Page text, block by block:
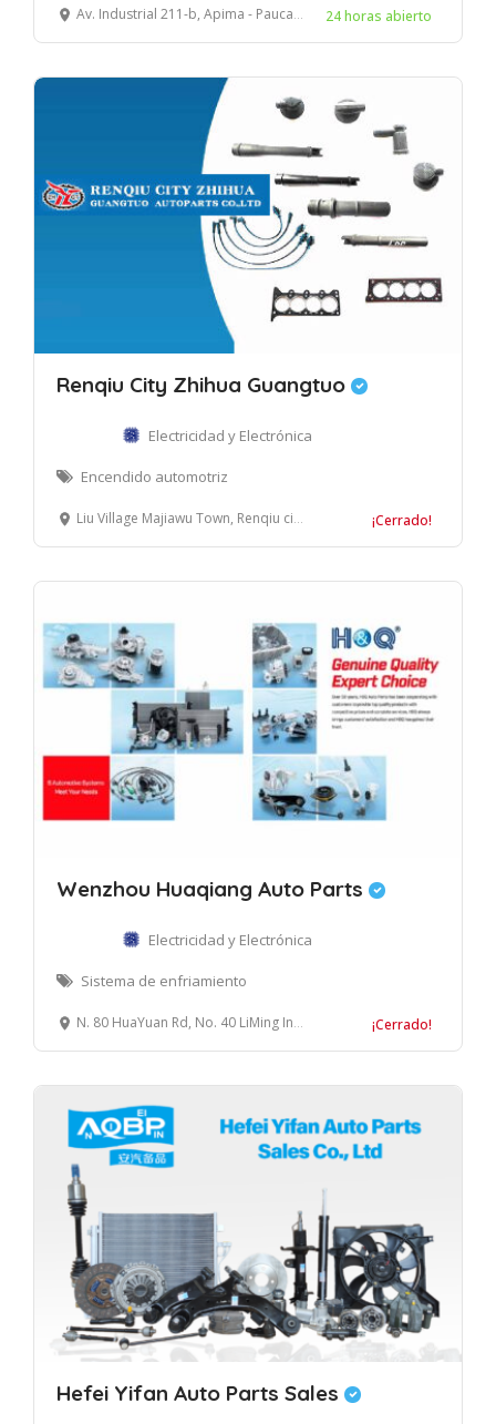
Av. Industrial 211-b, Apima - Paucarpata – Arequipa 24 horas abierto
Renqiu City Zhihua Guangtuo
Electricidad y Electrónica
Encendido automotriz
Liu Village Majiawu Town, Renqiu city, Hebei Province, China ¡Cerrado!
Wenzhou Huaqiang Auto Parts
Electricidad y Electrónica
Sistema de enfriamiento
N. 80 HuaYuan Rd, No. 40 LiMing Industrial Zone, Lucheng District, Wenzhou, China ¡Cerrado!
Hefei Yifan Auto Parts Sales